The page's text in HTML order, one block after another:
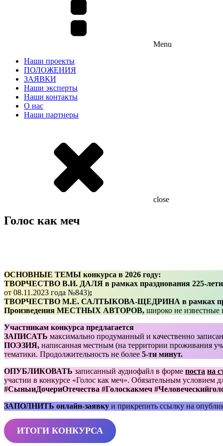
Menu
Наши проекты
ПОЛОЖЕНИЯ
ЗАЯВКИ
Наши эксперты
Наши контакты
О нас
Наши партнеры
close
Голос как меч
ОСНОВНЫЕ ТЕМЫ конкурса в 2026 году:
ТВОРЧЕСТВО В.И. ДАЛЯ в рамках празднования 225-летия
от 08.11.2023 года №843);
ТВОРЧЕСТВО М.Е. САЛТЫКОВА-ЩЕДРИНА в рамках
Произведения МЕСТНЫХ АВТОРОВ, широко не известные
Участникам конкурса предлагается
ЗАПИСАТЬ максимально продуманный и качественно
ПОЭЗИЯ, написанная местным (на территории проживания
тематики. Продолжительность не более 5-ти минут.
ОПУБЛИКОВАТЬ записанный аудиофайл в форме поста на
участии в конкурсе «Голос как меч». Обязательным условием
#СыныиДочериОтечества #Голоскакмеч
ЗАПОЛНИТЬ онлайн-заявку и прикрепить ссылку на
ИТОГИ КОНКУРСА